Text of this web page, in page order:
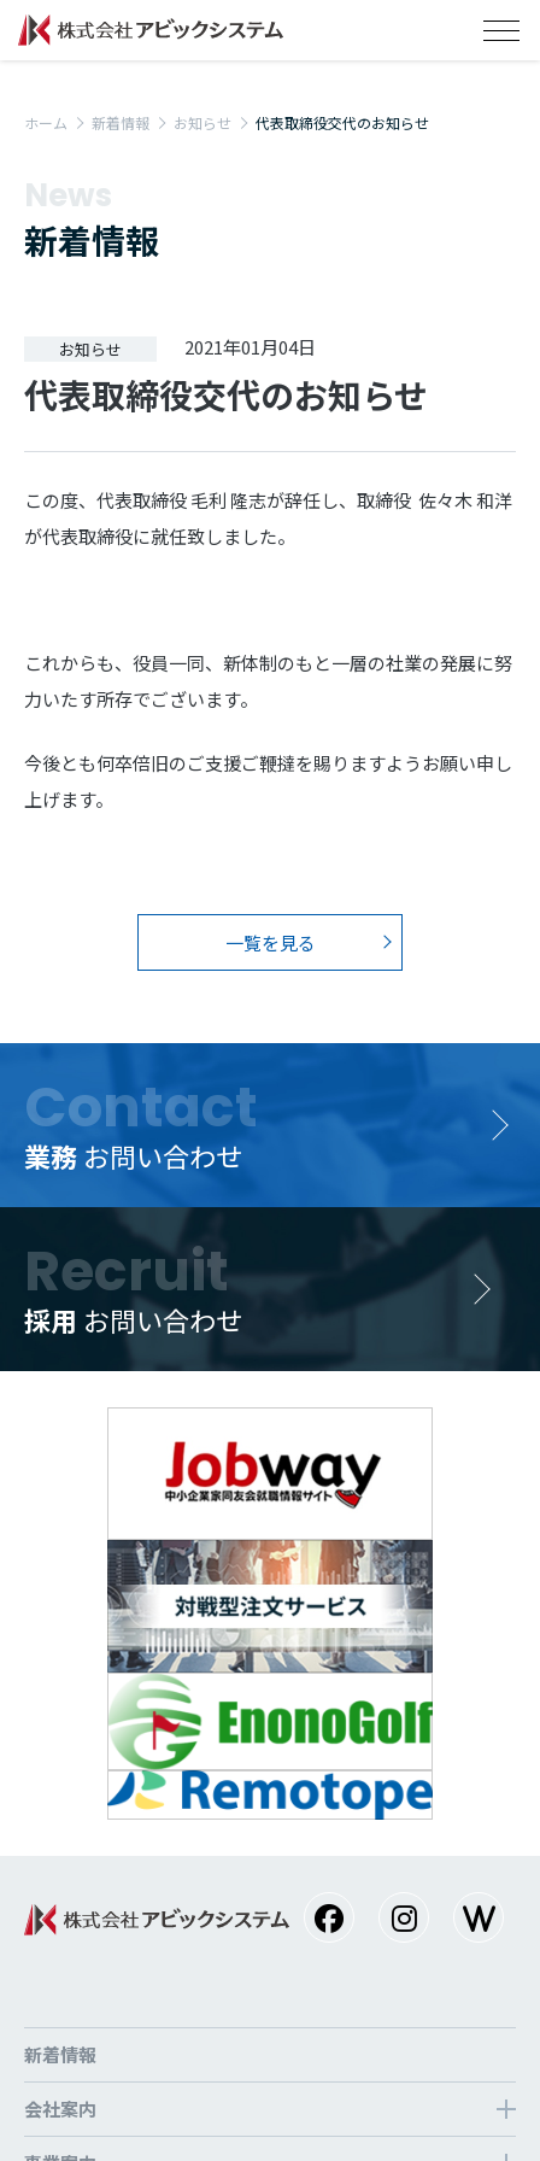
ホーム 新着情報 お知らせ 代表取締役交代のお知らせ
News
新着情報
お知らせ 2021年01月04日
代表取締役交代のお知らせ
この度、代表取締役 毛利 隆志が辞任し、取締役 佐々木 和洋
が代表取締役に就任致しました。
これからも、役員一同、新体制のもと一層の社業の発展に努
力いたす所存でございます。
今後とも何卒倍旧のご支援ご鞭撻を賜りますようお願い申し
上げます。
一覧を見る
Contact
業務 お問い合わせ
Recruit
採用 お問い合わせ
新着情報
会社案内